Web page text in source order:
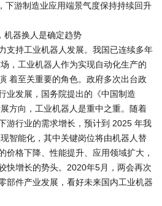
下游制造业应用端景气度保持持续回升
器换人是确定趋势
持工业机器人发展。我国已连续多年
，工业机器人作为实现自动化生产的
着至关重要的角色。政府多次出台政
业发展，国务院提出的《中国制造
方向，工业机器人是重中之重。随着
游行业的需求增长，预计到 2025 年我
智能化，其中关键岗位将由机器人替
价格下降、性能提升、应用领域扩大，
快增长的势头。2020年5月，两会再次
部件产业发展，看好未来国内工业机器